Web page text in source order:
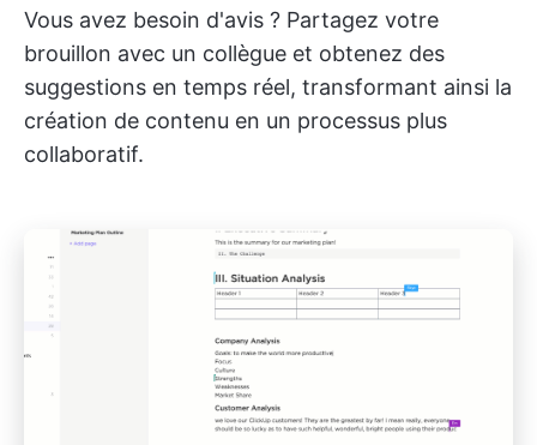
Vous avez besoin d'avis ? Partagez votre
brouillon avec un collègue et obtenez des
suggestions en temps réel, transformant ainsi la
création de contenu en un processus plus
collaboratif.